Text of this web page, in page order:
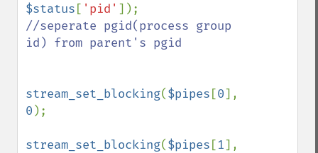
$status [ 'pid'
//seperate pgid(process group
id) from parent's pgid
stream_set_blocking($pipes [0
0 );
stream_set_blocking($pipes [1